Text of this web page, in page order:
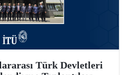
Türk Devletleri